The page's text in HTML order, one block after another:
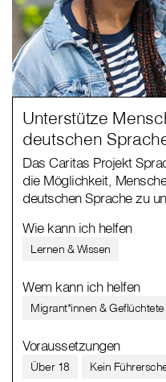
Unterstütze
deutschen
Das Caritas Projekt
die Möglichkeit,
deutschen Sprache zu
Wie kann ich helfen
Lernen & Wissen
Wem kann ich helfen
Migrant*innen & Geflüchtete
Voraussetzungen
Über 18 Kein